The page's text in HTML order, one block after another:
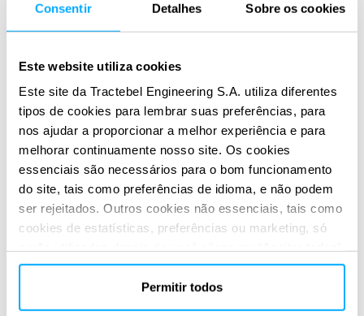
Consentir Detalhes Sobre os cookies
Este website utiliza cookies
Este site da Tractebel Engineering S.A. utiliza diferentes
tipos de cookies para lembrar suas preferências, para
nos ajudar a proporcionar a melhor experiência e para
melhorar continuamente nosso site. Os cookies
essenciais são necessários para o bom funcionamento
do site, tais como preferências de idioma, e não podem
ser rejeitados. Outros cookies não essenciais, tais como
cookies de estatísticas, preferências ou marketing, só
Para obter mais informações, leia nossa política de
cookies na seção “Sobre” e na parte inferior do nosso
site.
Permitir todos
Soluções para
instalações de
computação de alta
performance
Suas oportunidades
Projetado para requisitos de densidade de
potência ultra-alta e resfriamento líquido